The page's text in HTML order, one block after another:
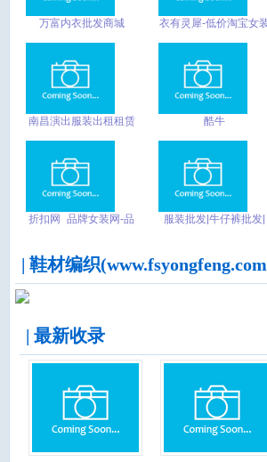
万富内衣批发商城
衣有灵犀-低价淘宝女
10元牛仔裤批发品牌女
裤买衣服网站
南昌演出服装出租租赁
租赁_南昌火凤凰舞艺
坊
酷牛
折扣网_品牌女装网-品
服装批发|牛仔裤批发|
| 鞋材编织
| 最新收录